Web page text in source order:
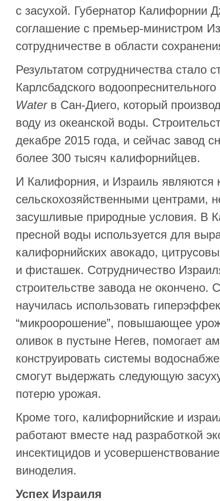
с засухой. Губернатор Калифорнии
соглашение с премьер-министром
сотрудничестве в области
Результатом сотрудничества стало
Карлсбадского
Waterв Сан-Диего, который
воду из океанской воды.
декабре 2015 года, и сейчас завод
более 300 тысяч калифорнийцев.
И Калифорния, и Израиль являются
сельскохозяйственными центрами,
засушливые природные условия. В
пресной воды используется для
калифорнийских авокадо,
и фисташек. Сотрудничество
строительстве завода не окончено.
научилась использовать
“микроорошение”, повышающее
оливок в пустыне Негев, помогает
конструировать системы
смогут выдержать следующую
потерю урожая.
Кроме того, калифорнийские и
работают вместе над разработкой
инсектицидов и
виноделия.
Успех Израиля